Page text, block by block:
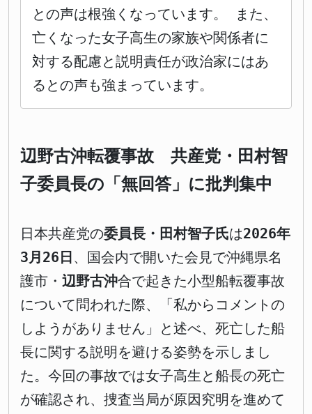
との声は根強くなっています。 また、
亡くなった女子高生の家族や関係者に
対する配慮と説明責任が政治家にはあ
るとの声も強まっています。
辺野古沖転覆事故 共産党・田村智
子委員長の「無回答」に批判集中
日本共産党の委員長・田村智子氏は2026年
3月26日 、国会内で開いた会見で沖縄県名
護市・ 辺野古沖合で起きた小型船転覆事故
について問われた際、「私からコメントの
しようがありません」と述べ、死亡した船
長に関する説明を避ける姿勢を示しまし
た。今回の事故では女子高生と船長の死亡
が確認され、捜査当局が原因究明を進めて